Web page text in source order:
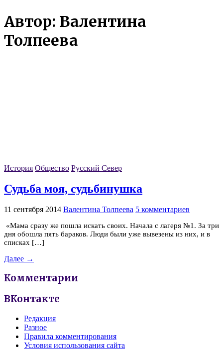
Автор: Валентина
Толпеева
История Общество Русский Север
Судьба моя, судьбинушка
11 сентября 2014 Валентина Толпеева 5 комментариев
«Мама сразу же пошла искать своих. Начала с лагеря №1. За три
дня обошла пять бараков. Люди были уже вывезены из них, и в
списках […]
Далее →
Комментарии
ВКонтакте
Редакция
Разное
Правила комментирования
Условия использования сайта